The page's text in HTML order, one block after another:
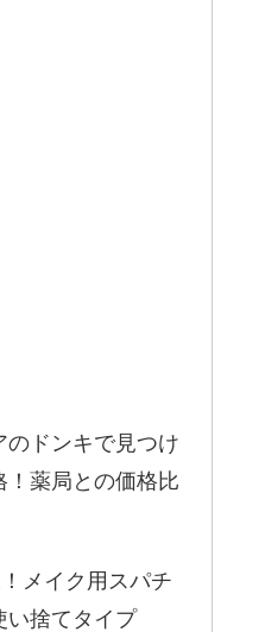
ドンキで見つけ
薬局との価格比
メイク用スパチ
い捨てタイプ